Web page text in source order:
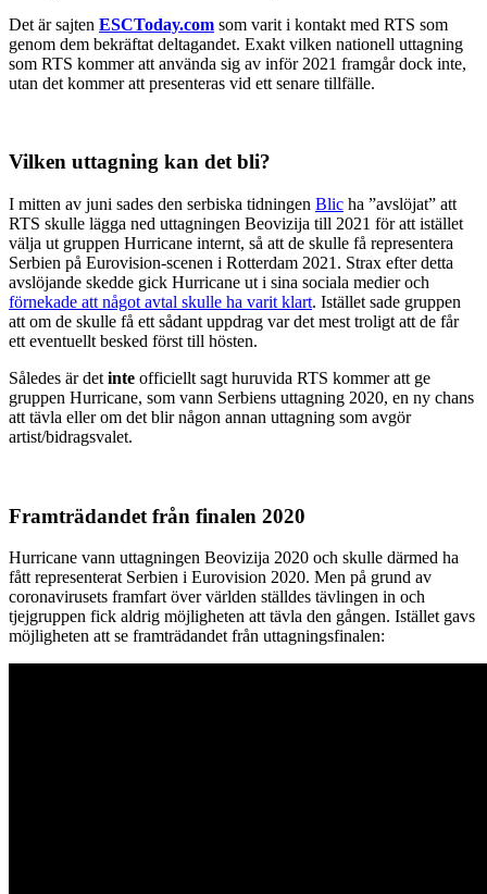
Det är sajten ESCToday.com som varit i kontakt med RTS som
genom dem bekräftat deltagandet. Exakt vilken nationell uttagning
som RTS kommer att använda sig av inför 2021 framgår dock inte,
utan det kommer att presenteras vid ett senare tillfälle.
Vilken uttagning kan det bli?
I mitten av juni sades den serbiska tidningen Blic ha ”avslöjat” att
RTS skulle lägga ned uttagningen Beovizija till 2021 för att istället
välja ut gruppen Hurricane internt, så att de skulle få representera
Serbien på Eurovision-scenen i Rotterdam 2021. Strax efter detta
avslöjande skedde gick Hurricane ut i sina sociala medier och
förnekade att något avtal skulle ha varit klart. Istället sade gruppen
att om de skulle få ett sådant uppdrag var det mest troligt att de får
ett eventuellt besked först till hösten.
Således är det inte officiellt sagt huruvida RTS kommer att ge
gruppen Hurricane, som vann Serbiens uttagning 2020, en ny chans
att tävla eller om det blir någon annan uttagning som avgör
artist/bidragsvalet.
Framträdandet från finalen 2020
Hurricane vann uttagningen Beovizija 2020 och skulle därmed ha
fått representerat Serbien i Eurovision 2020. Men på grund av
coronavirusets framfart över världen ställdes tävlingen in och
tjejgruppen fick aldrig möjligheten att tävla den gången. Istället gavs
möjligheten att se framträdandet från uttagningsfinalen: